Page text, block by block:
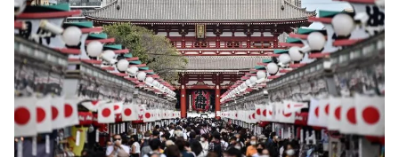
Phim VTV
Hậu trường
Nhân vật
Khán giả
Giải trí
Điện ảnh
Âm nhạc
Sao
Đời sống
Du lịch
Giáo dục